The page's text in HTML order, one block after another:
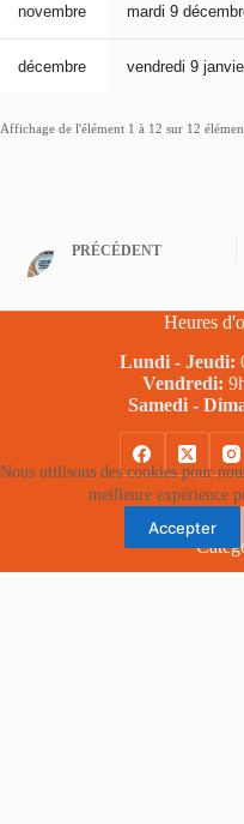
Nous utilisons des cookies pour
meilleure expérience
Accepter
novembre mardi 9
décembre vendredi 9
Affichage de l'élément 1 à 12 sur 12
PRÉCÉDENT
Heures
Lundi - Jeudi:
Vendredi:
Samedi -